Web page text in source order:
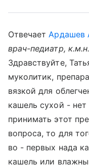
ОтвечаетАрдашев
врач-педиатр, к.м.н.
Здравствуйте,
муколитик,
вязкой для
кашель сухой -
принимать этот
вопроса, то для
во - первых нада
кашель или